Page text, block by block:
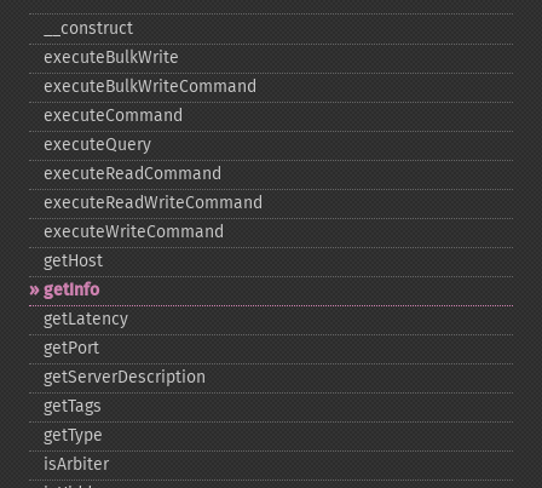
_​_​construct
executeBulkWrite
executeBulkWriteCommand
executeCommand
executeQuery
executeReadCommand
executeReadWriteCommand
executeWriteCommand
getHost
getInfo
getLatency
getPort
getServerDescription
getTags
getType
isArbiter